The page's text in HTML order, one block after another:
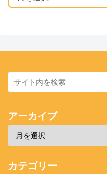
アーカイブ
カテゴリー